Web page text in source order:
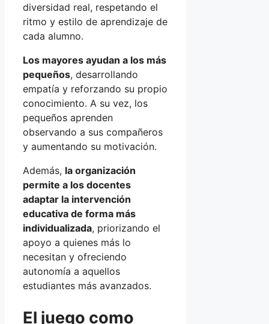
diversidad real, respetando el
ritmo y estilo de aprendizaje de
cada alumno.
Los mayores ayudan a los más
pequeños, desarrollando
empatía y reforzando su propio
conocimiento. A su vez, los
pequeños aprenden
observando a sus compañeros
y aumentando su motivación.
Además, la organización
permite a los docentes
adaptar la intervención
educativa de forma más
individualizada, priorizando el
apoyo a quienes más lo
necesitan y ofreciendo
autonomía a aquellos
estudiantes más avanzados.
El juego como